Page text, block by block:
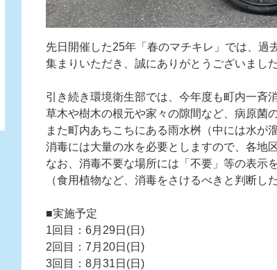
先日開催した25年「春のマチキレ」では、過
集まりいただき、誠にありがとうございました
引き続き環境衛生部では、今年度も町内一斉
草木や樹木の根元や家々の隙間など、病原菌
また町内あちこちにある雨水桝（中には水が
消毒には大量の水を必要としますので、各地
なお、消毒不要な場所には「不要」等の表示
（食用植物など、消毒をさけるべきと判断し
■実施予定
1回目：6月29日(日)
2回目：7月20日(日)
3回目：8月31日(日)